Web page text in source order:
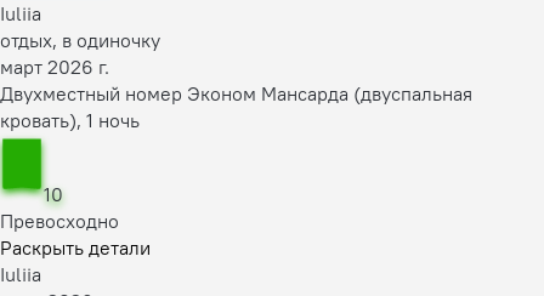
Iuliia
отдых, в одиночку
март 2026 г.
Двухместный номер Эконом Мансарда (двуспальная
кровать), 1 ночь
10
Превосходно
Раскрыть детали
Iuliia